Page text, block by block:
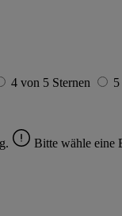
4 von 5 Sternen
Bitte wähle eine